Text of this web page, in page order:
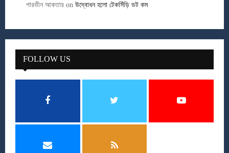
পারভীন আকতার on উদ্বোধন হলো টেকসিঁড়ি ডট কম
FOLLOW US